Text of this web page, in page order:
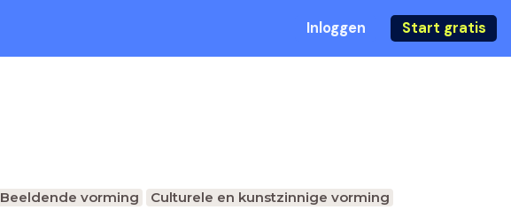
Inloggen Start gratis
Beeldende vorming
Culturele en kunstzinnige vorming